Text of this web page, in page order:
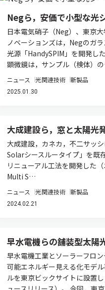
Negら，安価で小型な光
日本電気硝子（Neg）、東京
ノベーションズは，Negのガ
光源「HandySPIM」を開発し
顕微鏡は，サンプル（検体）
ニュース 光関連技術 新製品
2025.01.30
大成建設ら，窓と太陽光
大成建設，カネカ，不二サッ
Solarシースルータイプ」を既
リニューアル工法を開発した
Multi S…
ニュース 光関連技術 新製品
2024.02.21
早水電機らの舗装型太陽
早水電機工業とソーラーフロ
可能エネルギー見える化モデ
ルを東京ビックサイトに設置